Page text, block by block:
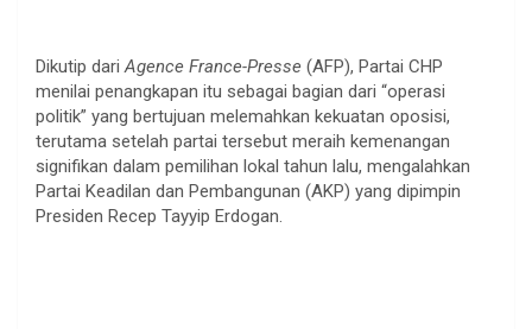
Dikutip dariAgence France-Presse (AFP), Partai CHP
menilai penangkapan itu sebagai bagian dari “operasi
politik” yang bertujuan melemahkan kekuatan oposisi,
terutama setelah partai tersebut meraih kemenangan
signifikan dalam pemilihan lokal tahun lalu, mengalahkan
Partai Keadilan dan Pembangunan (AKP) yang dipimpin
Presiden Recep Tayyip Erdogan.